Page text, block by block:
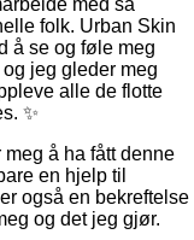
med så
folk. Urban Skin
å se og føle meg
jeg gleder meg
alle de flotte
✨
meg å ha fått denne
en hjelp til
også en bekreftelse
og det jeg gjør.